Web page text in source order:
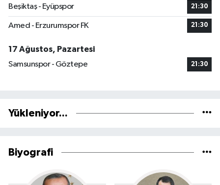
Beşiktaş - Eyüpspor 21:30
Amed - Erzurumspor FK 21:30
17 Ağustos, Pazartesi
Samsunspor - Göztepe
21:30
Yükleniyor...
Biyografi